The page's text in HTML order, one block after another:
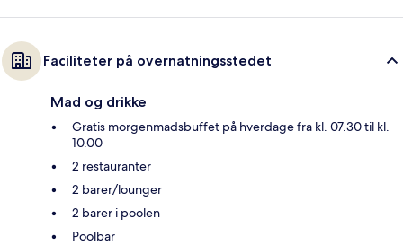
Faciliteter på overnatningsstedet
Mad og drikke
Gratis morgenmadsbuffet på hverdage fra kl. 07.30 til kl.
10.00
2 restauranter
2 barer/lounger
2 barer i poolen
Poolbar